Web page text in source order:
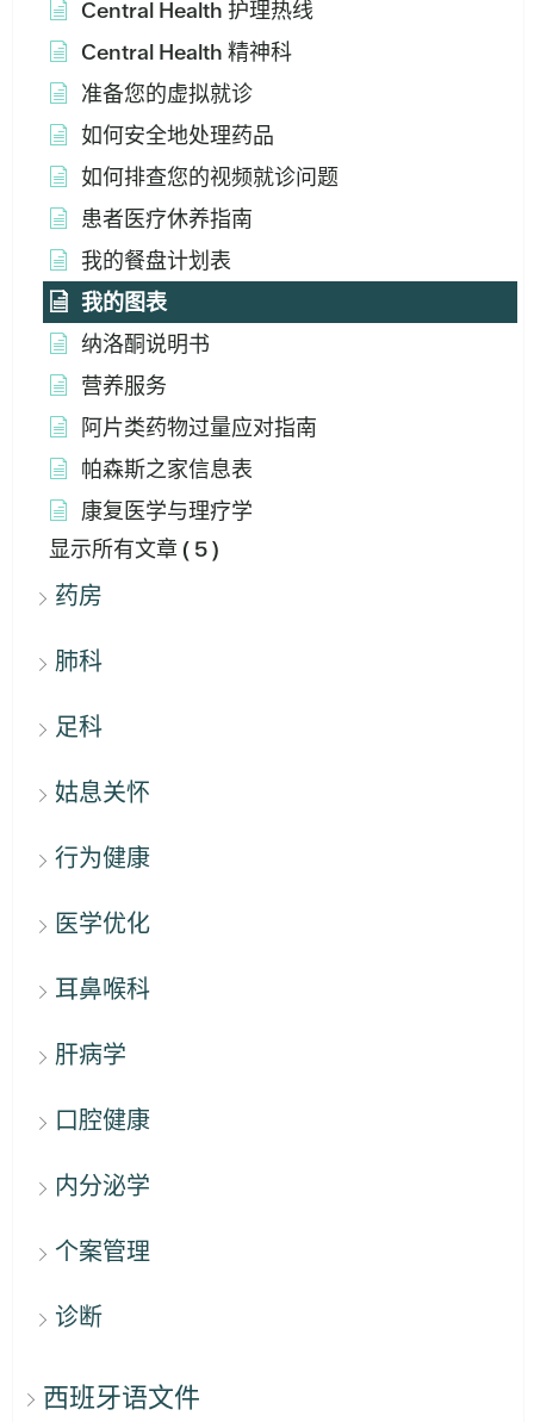
Central Health 护理热线
Central Health 精神科
准备您的虚拟就诊
如何安全地处理药品
如何排查您的视频就诊问题
患者医疗休养指南
我的餐盘计划表
我的图表
纳洛酮说明书
营养服务
阿片类药物过量应对指南
帕森斯之家信息表
康复医学与理疗学
显示所有文章 ( 5 )
药房
肺科
足科
姑息关怀
行为健康
医学优化
耳鼻喉科
肝病学
口腔健康
内分泌学
个案管理
诊断
西班牙语文件